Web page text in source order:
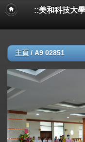
::美和科技大
主頁 / A9 02851